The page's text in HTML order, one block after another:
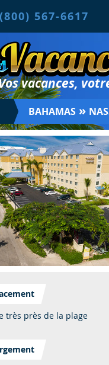
567-6617
vacances,
BAHAMAS »
très près de la plage